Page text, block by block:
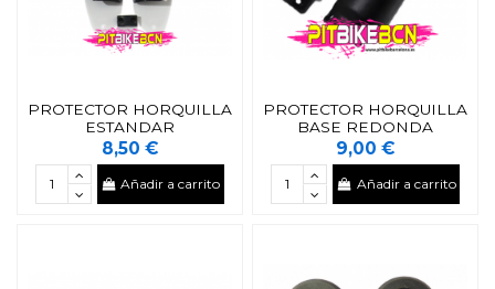
PROTECTOR HORQUILLA
ESTANDAR
8,50 €
Añadir a carrito
PROTECTOR HORQUILLA
BASE REDONDA
9,00 €
Añadir a carrito